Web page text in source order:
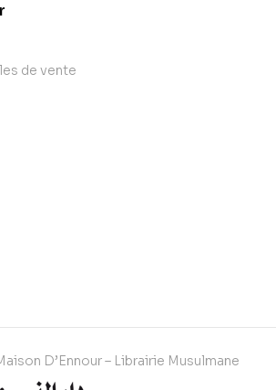
de vente
D’Ennour – Librairie Musulmane